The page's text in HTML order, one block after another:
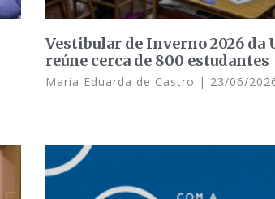
Vestibular de Inverno 2026 da
reúne cerca de 800 estudantes
Maria Eduarda de Castro 23/06/